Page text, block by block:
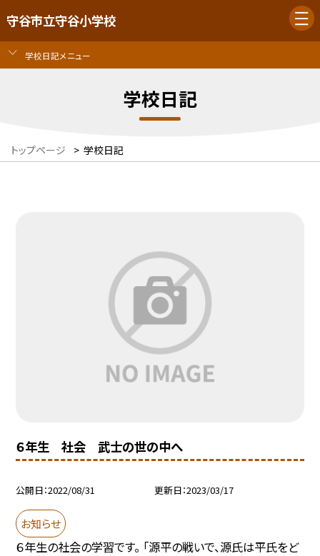
守谷市立守谷小学校
学校日記メニュー
学校日記
トップページ > 学校日記
６年生 社会 武士の世の中へ
公開日 2022/08/31 更新日 2023/03/17
お知らせ
６年生の社会の学習です。 「源平の戦いで、源氏は平氏をど